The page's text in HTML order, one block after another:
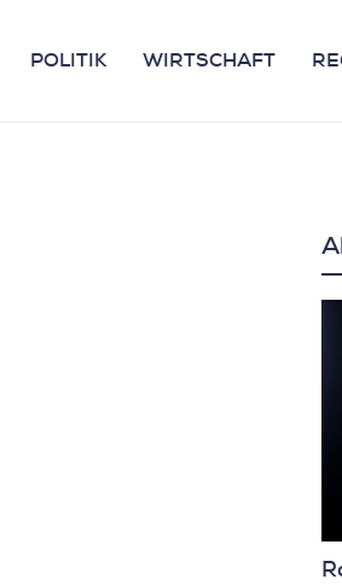
POLITIK WIRTSCHAFT